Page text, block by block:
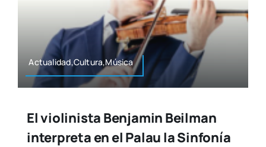
Actualidad,Cultura,Música
El violinista Benjamin Beilman
interpreta en el Palau la Sinfonía